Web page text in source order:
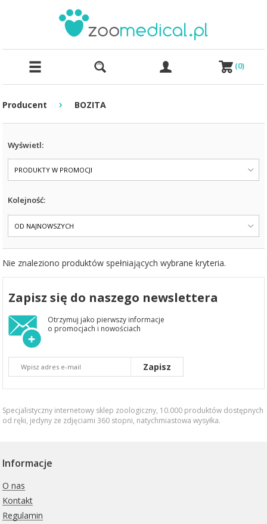
(0)
Producent › BOZITA
Wyświetl:
PRODUKTY W PROMOCJI
Kolejność:
OD NAJNOWSZYCH
Nie znaleziono produktów spełniających wybrane kryteria.
Zapisz się do naszego newslettera
Otrzymuj jako pierwszy informacje
o promocjach i nowościach
Zapisz
Specjalistyczny internetowy sklep zoologiczny, 10.000 produktów dostępnych
od ręki, jedyny ze zdjęciami 360 stopni, natychmiastowa wysyłka.
Informacje
O nas
Kontakt
Regulamin